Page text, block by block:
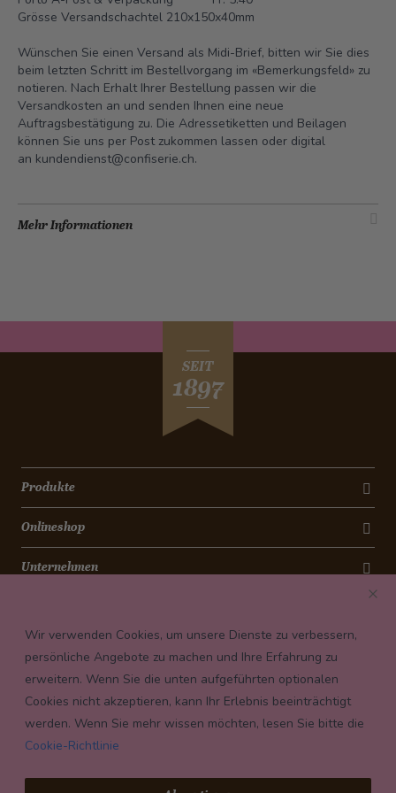
Grösse Versandschachtel 210x150x40mm
Wünschen Sie einen Versand als Midi-Brief, bitten wir Sie dies
beim letzten Schritt im Bestellvorgang im «Bemerkungsfeld» zu
notieren. Nach Erhalt Ihrer Bestellung passen wir die
Versandkosten an und senden Ihnen eine neue
Auftragsbestätigung zu. Die Adressetiketten und Beilagen
können Sie uns per Post zukommen lassen oder digital
an kundendienst@confiserie.ch.
Mehr Informationen
SEIT
1897
Produkte
Onlineshop
Unternehmen
Payment conditions
Wir verwenden Cookies, um unsere Dienste zu verbessern,
persönliche Angebote zu machen und Ihre Erfahrung zu
erweitern. Wenn Sie die unten aufgeführten optionalen
Cookies nicht akzeptieren, kann Ihr Erlebnis beeinträchtigt
werden. Wenn Sie mehr wissen möchten, lesen Sie bitte die
Cookie-Richtlinie